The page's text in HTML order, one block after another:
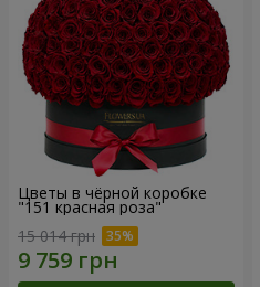
Цветы в чёрной коробке
"151 красная роза"
15 014 грн